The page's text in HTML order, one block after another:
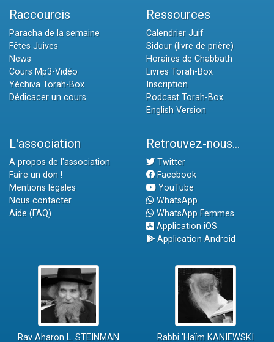
Raccourcis
Paracha de la semaine
Fêtes Juives
News
Cours Mp3-Vidéo
Yéchiva Torah-Box
Dédicacer un cours
Ressources
Calendrier Juif
Sidour (livre de prière)
Horaires de Chabbath
Livres Torah-Box
Inscription
Podcast Torah-Box
English Version
L'association
A propos de l'association
Faire un don !
Mentions légales
Nous contacter
Aide (FAQ)
Retrouvez-nous...
Twitter
Facebook
YouTube
WhatsApp
WhatsApp Femmes
Application iOS
Application Android
Rav Aharon L. STEINMAN Rabbi 'Haïm KANIEWSKI